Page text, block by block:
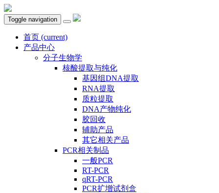
Toggle navigation
首页 (current)
产品中心
分子生物学
核酸提取与纯化
基因组DNA提取
RNA提取
质粒提取
DNA产物纯化
胶回收
辅助产品
其它相关产品
PCR相关制品
一般PCR
RT-PCR
qRT-PCR
PCR扩增试剂盒